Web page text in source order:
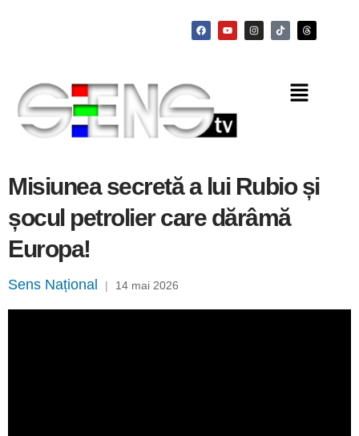
Misiunea secretă a lui Rubio și
șocul petrolier care dărâmă
Europa!
Sens Național | 14 mai 2026